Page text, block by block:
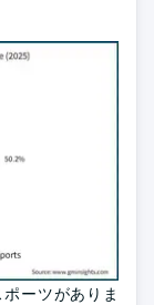
ーツがありま